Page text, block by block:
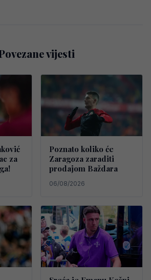
vijesti
za
Poznato koliko će
Zaragoza zaraditi
prodajom Baždara
06/08/2026